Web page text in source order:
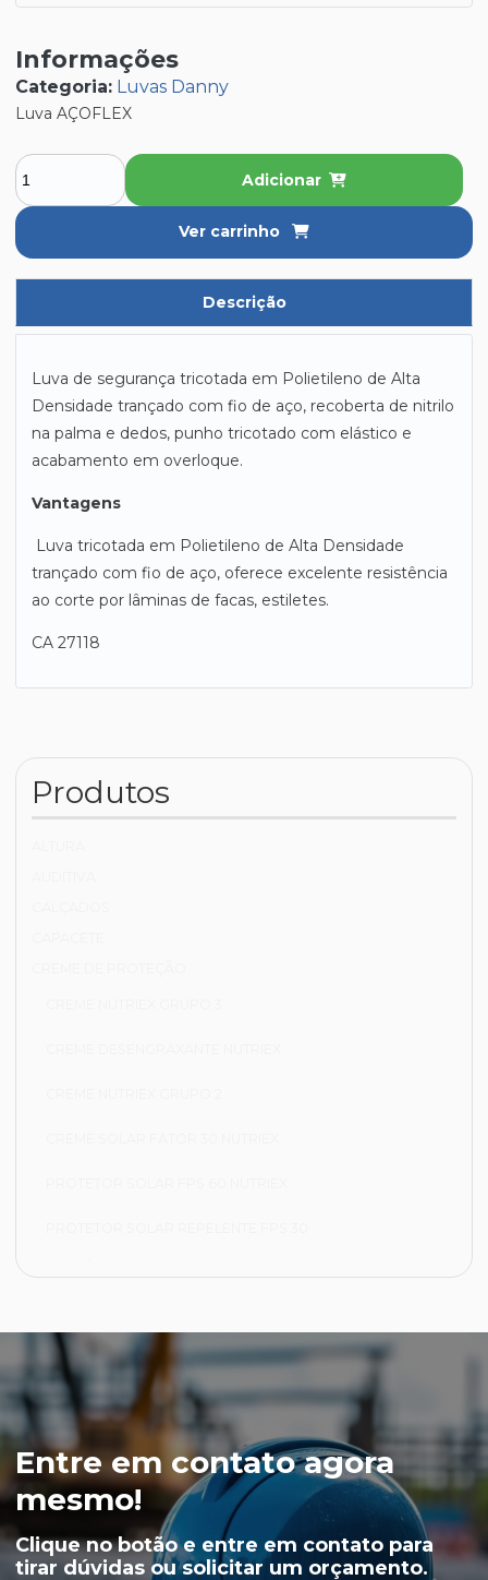
Informações
Categoria: Luvas Danny
Luva AÇOFLEX
Adicionar
Ver carrinho
Descrição
Luva de segurança tricotada em Polietileno de Alta
Densidade trançado com fio de aço, recoberta de nitrilo
na palma e dedos, punho tricotado com elástico e
acabamento em overloque.
Vantagens
Luva tricotada em Polietileno de Alta Densidade
trançado com fio de aço, oferece excelente resistência
ao corte por lâminas de facas, estiletes.
CA 27118
Produtos
JAPONA FRIGORÍFICA
LUVA NYLON PARA CAMARA FRIA
LUVA VAQUETA TÉRMICA
MEIÃO EM LÃ PARA CAMARA FRIA
CAPUZ PARA CAMARA FRIA
LUVAS
Entre em contato agora
mesmo!
Clique no botão e entre em contato para
tirar dúvidas ou solicitar um orçamento.